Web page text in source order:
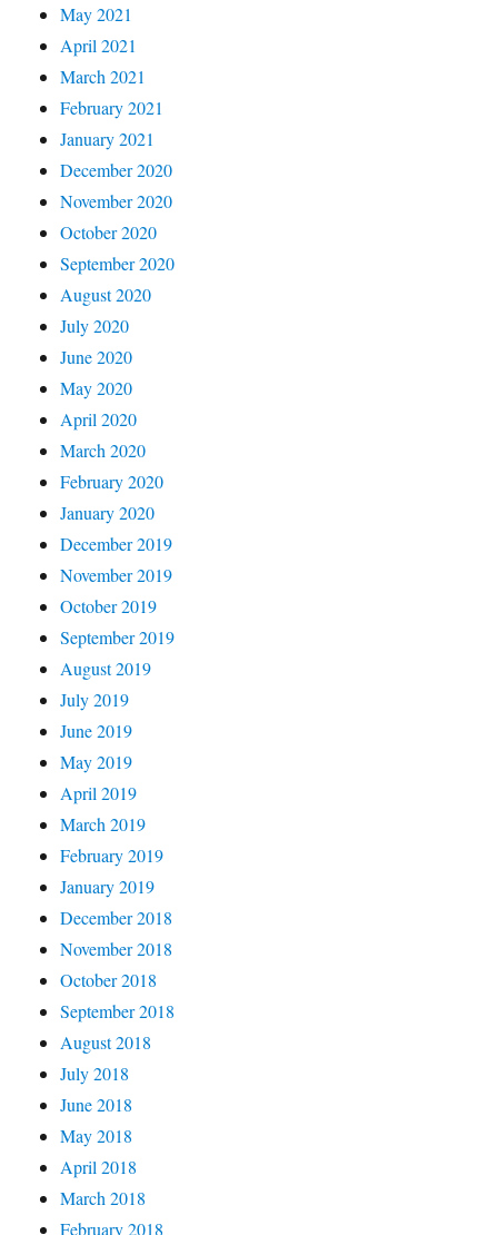
May 2021
April 2021
March 2021
February 2021
January 2021
December 2020
November 2020
October 2020
September 2020
August 2020
July 2020
June 2020
May 2020
April 2020
March 2020
February 2020
January 2020
December 2019
November 2019
October 2019
September 2019
August 2019
July 2019
June 2019
May 2019
April 2019
March 2019
February 2019
January 2019
December 2018
November 2018
October 2018
September 2018
August 2018
July 2018
June 2018
May 2018
April 2018
March 2018
February 2018